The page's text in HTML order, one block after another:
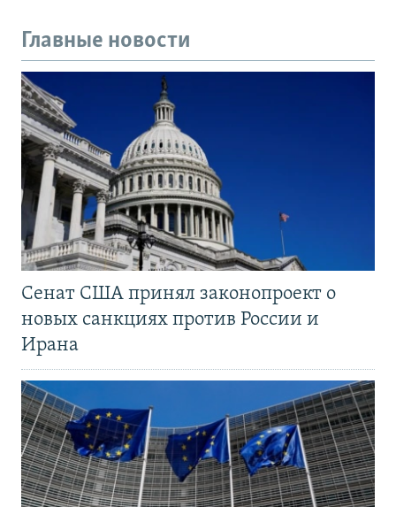
Главные новости
Сенат США принял законопроект о
новых санкциях против России и
Ирана